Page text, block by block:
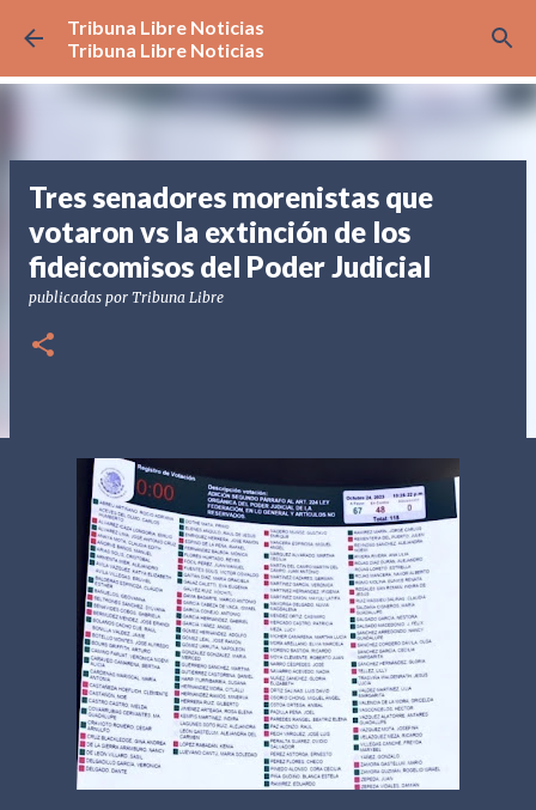
Ir al contenido principal
Tribuna Libre Noticias
Tribuna Libre Noticias
Tres senadores morenistas que
votaron vs la extinción de los
fideicomisos del Poder Judicial
publicadas por Tribuna Libre